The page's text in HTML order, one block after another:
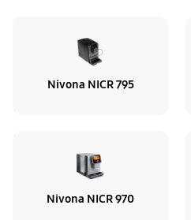
Nivona NICR 795
Nivona NICR 970